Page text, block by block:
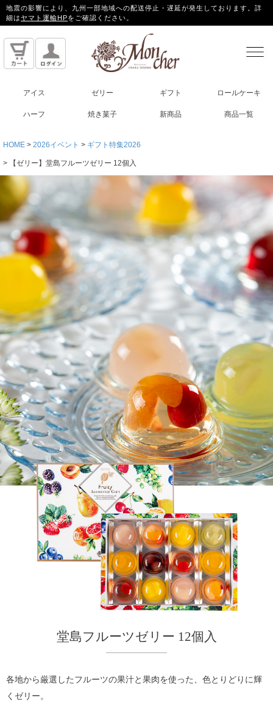
地震の影響により、九州一部地域への配送停止・遅延が発生しております。詳
細はヤマト運輸HPをご確認ください。
アイス ゼリー ギフト ロールケーキ
ハーフ 焼き菓子 新商品 商品一覧
HOME 2026イベント ギフト特集2026
【ゼリー】堂島フルーツゼリー 12個入
堂島フルーツゼリー 12個入
各地から厳選したフルーツの果汁と果肉を使った、色とりどりに輝
くゼリー。